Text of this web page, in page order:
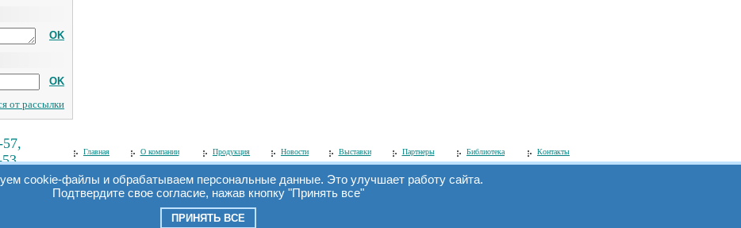
cookie-файлы и обрабатываем персональные данные. Это улучшает работу сайта.
Подтвердите свое согласие, нажав кнопку "Принять все"
ПРИНЯТЬ ВСЕ
OK
OK
от рассылки
Главная О компании Продукция Новости Выставки Партнеры Библиотека Контакты
© 2006 ООО «Симэкс».
Все права защищены. При перепечатке материалов ссылка на сайт обязательна.